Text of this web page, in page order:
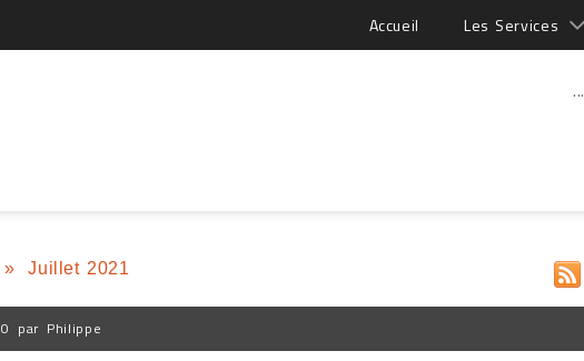
Accueil Les Services
...
» Juillet 2021
par Philippe